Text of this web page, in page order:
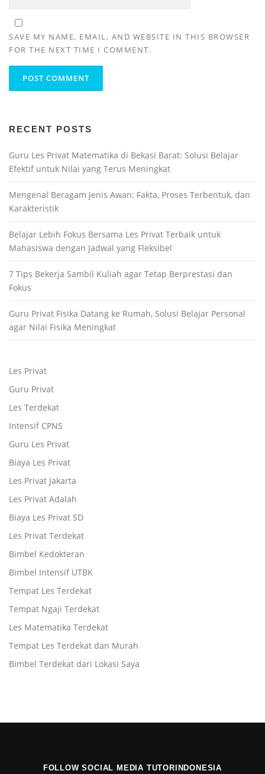
SAVE MY NAME, EMAIL, AND WEBSITE IN THIS BROWSER
FOR THE NEXT TIME I COMMENT.
RECENT POSTS
Guru Les Privat Matematika di Bekasi Barat: Solusi Belajar
Efektif untuk Nilai yang Terus Meningkat
Mengenal Beragam Jenis Awan: Fakta, Proses Terbentuk, dan
Karakteristik
Belajar Lebih Fokus Bersama Les Privat Terbaik untuk
Mahasiswa dengan Jadwal yang Fleksibel
7 Tips Bekerja Sambil Kuliah agar Tetap Berprestasi dan
Fokus
Guru Privat Fisika Datang ke Rumah, Solusi Belajar Personal
agar Nilai Fisika Meningkat
Les Privat
Guru Privat
Les Terdekat
Intensif CPNS
Guru Les Privat
Biaya Les Privat
Les Privat Jakarta
Les Privat Adalah
Biaya Les Privat SD
Les Privat Terdekat
Bimbel Kedokteran
Bimbel Intensif UTBK
Tempat Les Terdekat
Tempat Ngaji Terdekat
Les Matematika Terdekat
Tempat Les Terdekat dan Murah
Bimbel Terdekat dari Lokasi Saya
FOLLOW SOCIAL MEDIA TUTORINDONESIA